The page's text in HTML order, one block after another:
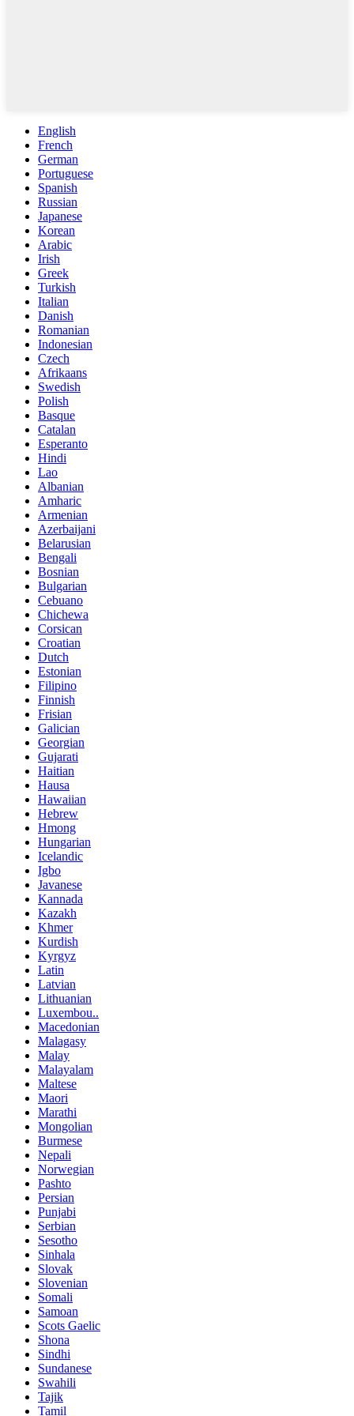
English
French
German
Portuguese
Spanish
Russian
Japanese
Korean
Arabic
Irish
Greek
Turkish
Italian
Danish
Romanian
Indonesian
Czech
Afrikaans
Swedish
Polish
Basque
Catalan
Esperanto
Hindi
Lao
Albanian
Amharic
Armenian
Azerbaijani
Belarusian
Bengali
Bosnian
Bulgarian
Cebuano
Chichewa
Corsican
Croatian
Dutch
Estonian
Filipino
Finnish
Frisian
Galician
Georgian
Gujarati
Haitian
Hausa
Hawaiian
Hebrew
Hmong
Hungarian
Icelandic
Igbo
Javanese
Kannada
Kazakh
Khmer
Kurdish
Kyrgyz
Latin
Latvian
Lithuanian
Luxembou..
Macedonian
Malagasy
Malay
Malayalam
Maltese
Maori
Marathi
Mongolian
Burmese
Nepali
Norwegian
Pashto
Persian
Punjabi
Serbian
Sesotho
Sinhala
Slovak
Slovenian
Somali
Samoan
Scots Gaelic
Shona
Sindhi
Sundanese
Swahili
Tajik
Tamil